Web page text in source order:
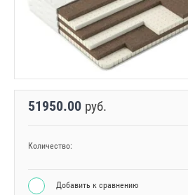
51950.00 руб.
Количество:
Добавить к сравнению